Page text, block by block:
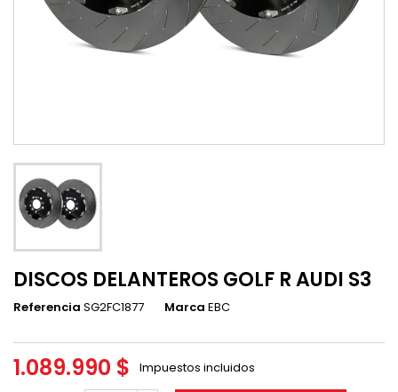
DISCOS DELANTEROS GOLF R AUDI S3
Referencia SG2FC1877 Marca EBC
1.089.990 $ Impuestos incluidos